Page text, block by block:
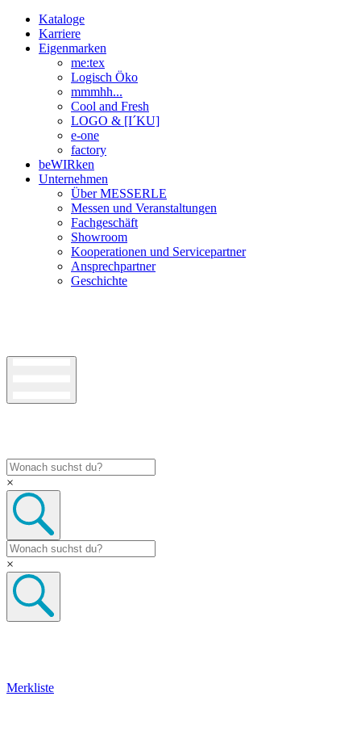
Kataloge
Karriere
Eigenmarken
me:tex
Logisch Öko
mmmhh...
Cool and Fresh
LOGO & [I´KU]
e-one
factory
beWIRken
Unternehmen
Über MESSERLE
Messen und Veranstaltungen
Fachgeschäft
Showroom
Kooperationen und Servicepartner
Ansprechpartner
Geschichte
×
×
Merkliste